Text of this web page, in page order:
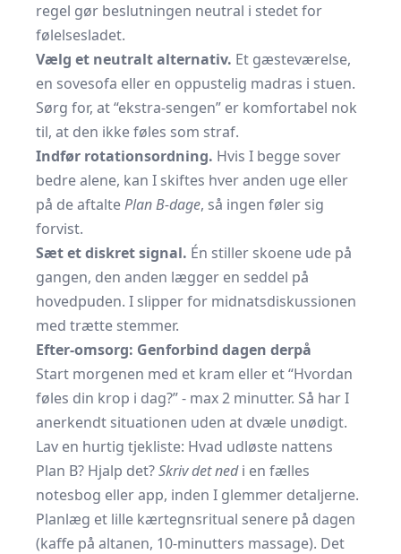
regel gør beslutningen neutral i stedet for
følelsesladet.
Vælg et neutralt alternativ. Et gæsteværelse,
en sovesofa eller en oppustelig madras i stuen.
Sørg for, at “ekstra-sengen” er komfortabel nok
til, at den ikke føles som straf.
Indfør rotationsordning. Hvis I begge sover
bedre alene, kan I skiftes hver anden uge eller
på de aftaltePlan B-dage, så ingen føler sig
forvist.
Sæt et diskret signal. Én stiller skoene ude på
gangen, den anden lægger en seddel på
hovedpuden. I slipper for midnatsdiskussionen
med trætte stemmer.
Efter-omsorg: Genforbind dagen derpå
Start morgenen med et kram eller et “Hvordan
føles din krop i dag?” - max 2 minutter. Så har I
anerkendt situationen uden at dvæle unødigt.
Lav en hurtig tjekliste: Hvad udløste nattens
Plan B? Hjalp det?Skriv det nedi en fælles
notesbog eller app, inden I glemmer detaljerne.
Planlæg et lille kærtegnsritual senere på dagen
(kaffe på altanen, 10-minutters massage). Det